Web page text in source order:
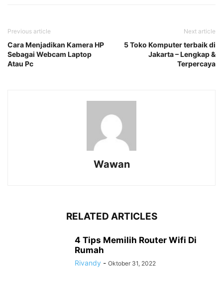
Previous article
Cara Menjadikan Kamera HP
Sebagai Webcam Laptop
Atau Pc
Next article
5 Toko Komputer terbaik di
Jakarta – Lengkap &
Terpercaya
Wawan
RELATED ARTICLES
4 Tips Memilih Router Wifi Di
Rumah
Rivandy - Oktober 31, 2022